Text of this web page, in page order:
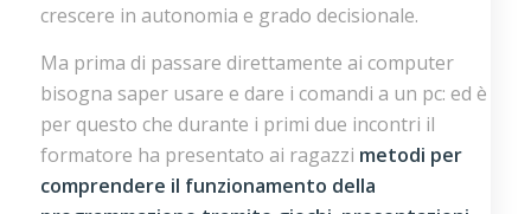
crescere in autonomia e grado decisionale.
Ma prima di passare direttamente ai computer
bisogna saper usare e dare i comandi a un pc: ed è
per questo che durante i primi due incontri il
formatore ha presentato ai ragazzi metodi per
comprendere il funzionamento della